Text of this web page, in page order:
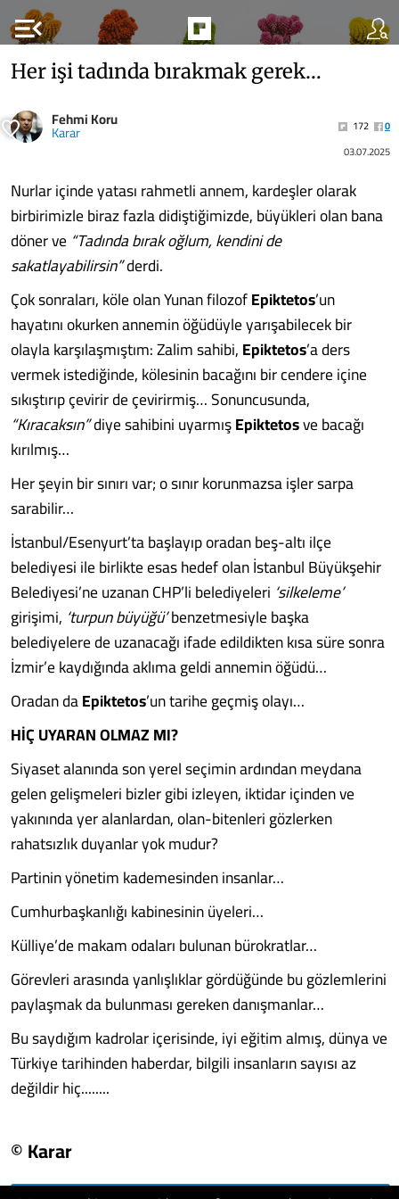
menu_open
Her işi tadında bırakmak gerek…
Fehmi Koru
Karar 172
0
03.07.2025
Nurlar içinde yatası rahmetli annem, kardeşler olarak
birbirimizle biraz fazla didiştiğimizde, büyükleri olan bana
döner ve “Tadında bırak oğlum, kendini de
sakatlayabilirsin”derdi.
Çok sonraları, köle olan Yunan filozofEpiktetos’un
hayatını okurken annemin öğüdüyle yarışabilecek bir
olayla karşılaşmıştım: Zalim sahibi,Epiktetos’a ders
vermek istediğinde, kölesinin bacağını bir cendere içine
sıkıştırıp çevirir de çevirirmiş… Sonuncusunda,
“Kıracaksın”diye sahibini uyarmışEpiktetosve bacağı
kırılmış…
Her şeyin bir sınırı var; o sınır korunmazsa işler sarpa
sarabilir…
İstanbul/Esenyurt’ta başlayıp oradan beş-altı ilçe
belediyesi ile birlikte esas hedef olan İstanbul Büyükşehir
Belediyesi’ne uzanan CHP’li belediyeleri ‘silkeleme’
girişimi, ‘turpun büyüğü’benzetmesiyle başka
belediyelere de uzanacağı ifade edildikten kısa süre sonra
İzmir’e kaydığında aklıma geldi annemin öğüdü…
Oradan daEpiktetos’un tarihe geçmiş olayı…
HİÇ UYARAN OLMAZ MI?
Siyaset alanında son yerel seçimin ardından meydana
gelen gelişmeleri bizler gibi izleyen, iktidar içinden ve
yakınında yer alanlardan, olan-bitenleri gözlerken
rahatsızlık duyanlar yok mudur?
Partinin yönetim kademesinden insanlar…
Cumhurbaşkanlığı kabinesinin üyeleri…
Külliye’de makam odaları bulunan bürokratlar…
Görevleri arasında yanlışlıklar gördüğünde bu gözlemlerini
paylaşmak da bulunması gereken danışmanlar…
Bu saydığım kadrolar içerisinde, iyi eğitim almış, dünya ve
Türkiye tarihinden haberdar, bilgili insanların sayısı az
değildir hiç........
© Karar